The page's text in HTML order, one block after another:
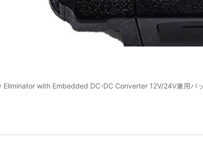
with Embedded DC-DC Converter 12V/24V兼用